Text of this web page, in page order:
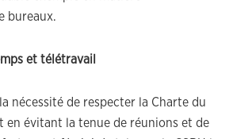
bureaux.
et télétravail
la nécessité de respecter la Charte du
en évitant la tenue de réunions et de